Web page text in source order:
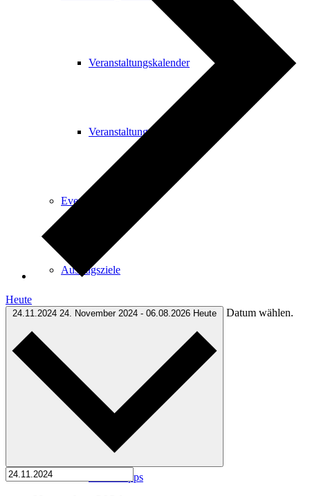
Veranstaltungskalender
Veranstaltung beantragen
Events
Ausflugsziele
Wandern
Wandertipps
Heute
24.11.2024 24. November 2024 - 06.08.2026 Heute Datum wählen.